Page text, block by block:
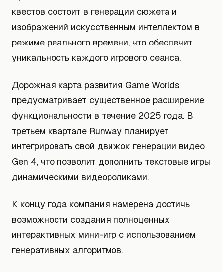
квестов состоит в генерации сюжета и
изображений искусственным интеллектом в
режиме реального времени, что обеспечит
уникальность каждого игрового сеанса.
Дорожная карта развития Game Worlds
предусматривает существенное расширение
функциональности в течение 2025 года. В
третьем квартале Runway планирует
интегрировать свой движок генерации видео
Gen 4, что позволит дополнить текстовые игры
динамическими видеороликами.
К концу года компания намерена достичь
возможности создания полноценных
интерактивных мини-игр с использованием
генеративных алгоритмов.